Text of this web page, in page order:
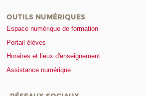
OUTILS NUMÉRIQUES
Espace numérique de formation
Portail élèves
Horaires et lieux d'enseignement
Assistance numérique